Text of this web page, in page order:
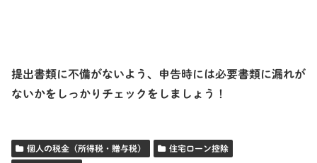
提出書類に不備がないよう、申告時には必要書類に漏れが
ないかをしっかりチェックをしましょう！
個人の税金（所得税・贈与税） 住宅ローン控除